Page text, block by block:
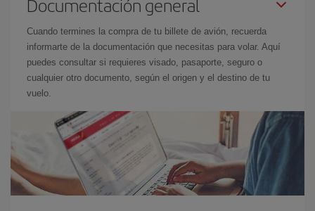
Documentación general
Cuando termines la compra de tu billete de avión, recuerda
informarte de la documentación que necesitas para volar. Aquí
puedes consultar si requieres visado, pasaporte, seguro o
cualquier otro documento, según el origen y el destino de tu
vuelo.